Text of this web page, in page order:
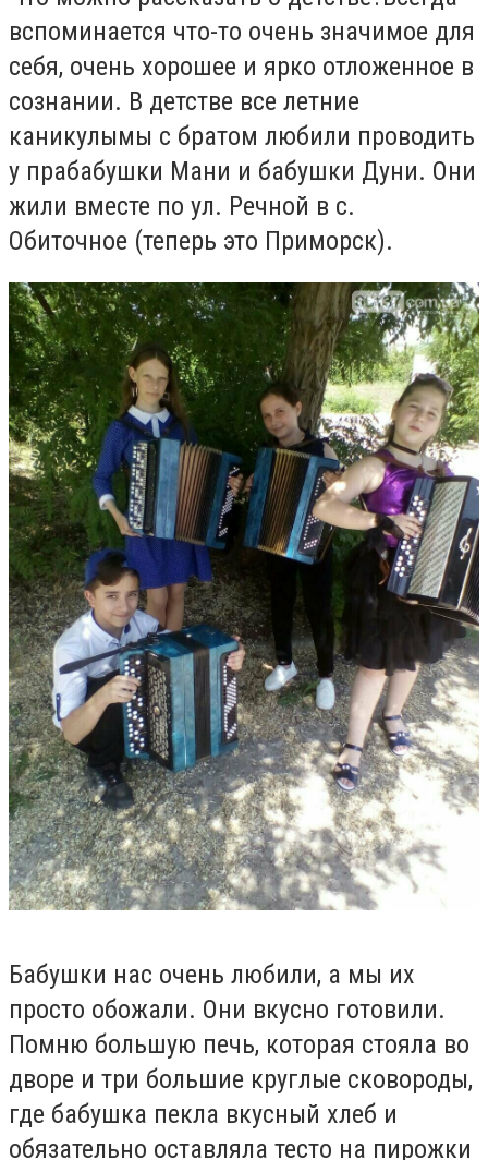
вспоминается что-то очень значимое для
себя, очень хорошее и ярко отложенное в
сознании. В детстве все летние
каникулымы с братом любили проводить
у прабабушки Мани и бабушки Дуни. Они
жили вместе по ул. Речной в с.
Обиточное (теперь это Приморск).
Бабушки нас очень любили, а мы их
просто обожали. Они вкусно готовили.
Помню большую печь, которая стояла во
дворе и три большие круглые сковороды,
где бабушка пекла вкусный хлеб и
обязательно оставляла тесто на пирожки